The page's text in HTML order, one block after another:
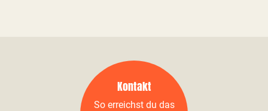
Kontakt
So erreichst du das